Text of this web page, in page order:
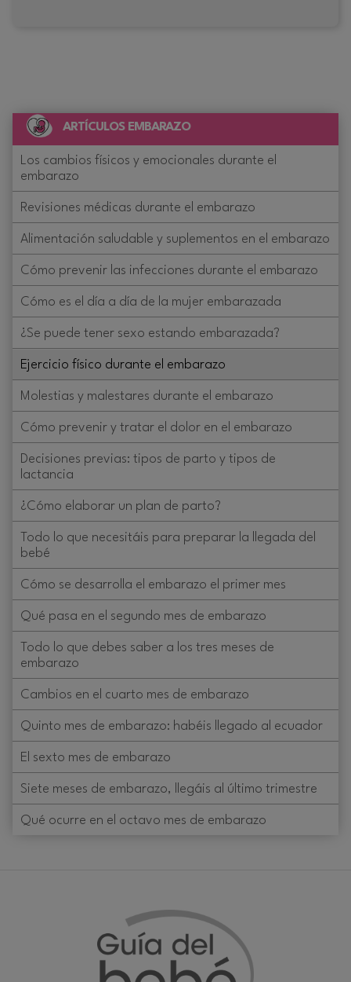
ARTÍCULOS EMBARAZO
Los cambios físicos y emocionales durante el
embarazo
Revisiones médicas durante el embarazo
Alimentación saludable y suplementos en el embarazo
Cómo prevenir las infecciones durante el embarazo
Cómo es el día a día de la mujer embarazada
¿Se puede tener sexo estando embarazada?
Ejercicio físico durante el embarazo
Molestias y malestares durante el embarazo
Cómo prevenir y tratar el dolor en el embarazo
Decisiones previas: tipos de parto y tipos de
lactancia
¿Cómo elaborar un plan de parto?
Todo lo que necesitáis para preparar la llegada del
bebé
Cómo se desarrolla el embarazo el primer mes
Qué pasa en el segundo mes de embarazo
Todo lo que debes saber a los tres meses de
embarazo
Cambios en el cuarto mes de embarazo
Quinto mes de embarazo: habéis llegado al ecuador
El sexto mes de embarazo
Siete meses de embarazo, llegáis al último trimestre
Qué ocurre en el octavo mes de embarazo